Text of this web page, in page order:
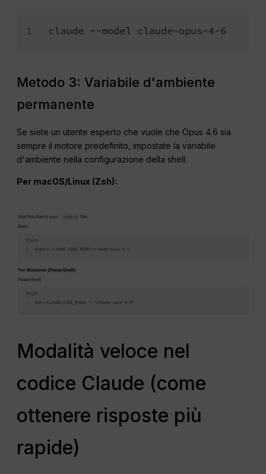
Metodo 3: Variabile d'ambiente
permanente
Se siete un utente esperto che vuole che Opus 4.6 sia
sempre il motore predefinito, impostate la variabile
d'ambiente nella configurazione della shell.
Per macOS/Linux (Zsh):
Modalità veloce nel
codice Claude (come
ottenere risposte più
rapide)